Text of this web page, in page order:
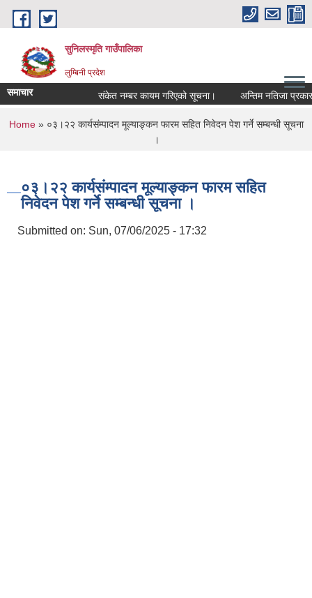
Skip to main content
सुनिलस्मृति गाउँपालिका
लुम्बिनी प्रदेश
समाचार संकेत नम्बर कायम गरिएको सूचना। अन्तिम नतिजा प्रकासन
You are here
Home» ०३।२२ कार्यसंम्पादन मूल्याङ्कन फारम सहित निवेदन पेश गर्ने सम्बन्धी सूचना
।
०३।२२ कार्यसंम्पादन मूल्याङ्कन फारम सहित
निवेदन पेश गर्ने सम्बन्धी सूचना ।
Submitted on: Sun, 07/06/2025 - 17:32